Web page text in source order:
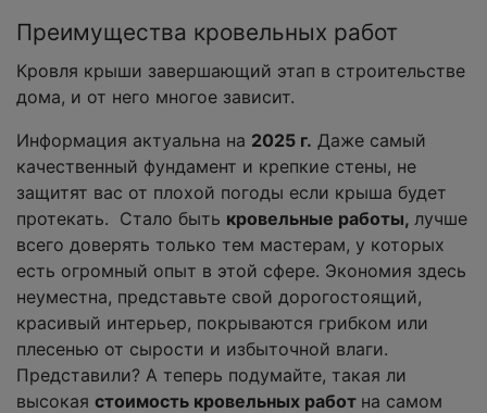
Преимущества кровельных работ
Кровля крыши завершающий этап в строительстве
дома, и от него многое зависит.
Информация актуальна на 2025 г. Даже самый
качественный фундамент и крепкие стены, не
защитят вас от плохой погоды если крыша будет
протекать. Стало быть кровельные работы, лучше
всего доверять только тем мастерам, у которых
есть огромный опыт в этой сфере. Экономия здесь
неуместна, представьте свой дорогостоящий,
красивый интерьер, покрываются грибком или
плесенью от сырости и избыточной влаги.
Представили? А теперь подумайте, такая ли
высокая стоимость кровельных работ на самом